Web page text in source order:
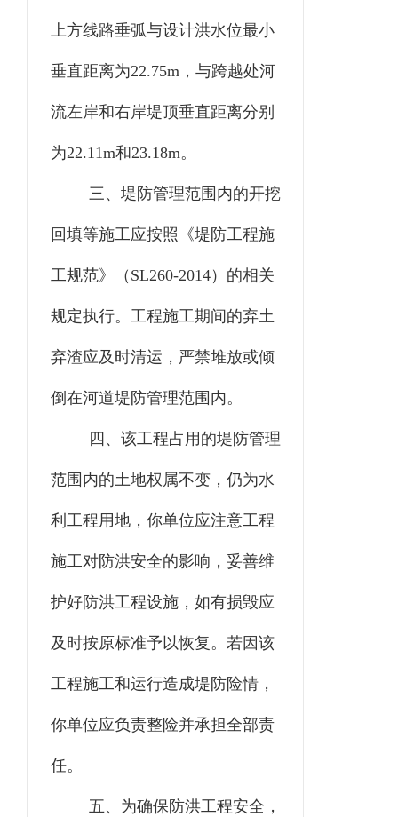
上方线路垂弧与设计洪水位最小
垂直距离为22.75m，与跨越处河
流左岸和右岸堤顶垂直距离分别
为22.11m和23.18m。
三、堤防管理范围内的开挖
回填等施工应按照《堤防工程施
工规范》（ SL260-2014）的相关
规定执行。工程施工期间的弃土
弃渣应及时清运，严禁堆放或倾
倒在河道堤防管理范围内。
四、该工程占用的堤防管理
范围内的土地权属不变，仍为水
利工程用地，你单位应注意工程
施工对防洪安全的影响，妥善维
护好防洪工程设施，如有损毁应
及时按原标准予以恢复。若因该
工程施工和运行造成堤防险情，
你单位应负责整险并承担全部责
任。
五、为确保防洪工程安全，